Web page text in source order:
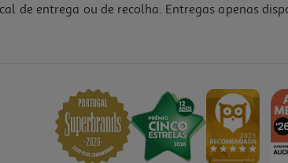
de entrega ou de recolha. Entregas apenas